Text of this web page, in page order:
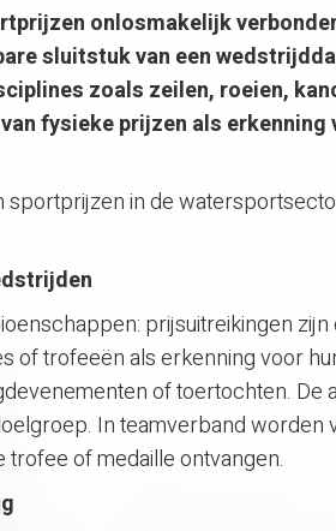
onlosmakelijk
sluitstuk van een
zoals zeilen, roeien,
fysieke prijzen als erkenning
sportprijzen in de
prijsuitreikingen
of trofeeën als erkenning voor
of toertochten. De
In teamverband worden
of medaille ontvangen.